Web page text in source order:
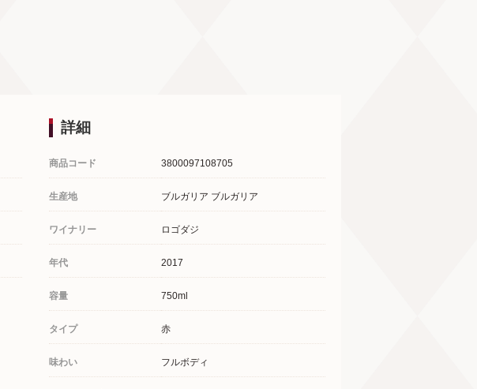
詳細
商品コード 3800097108705
生産地 ブルガリア ブルガリア
ワイナリー ロゴダジ
年代 2017
容量 750ml
タイプ 赤
味わい フルボディ